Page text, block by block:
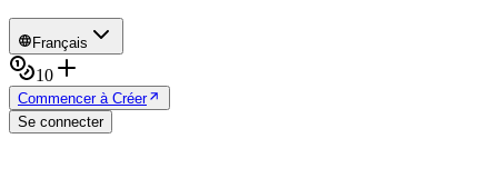
Français
10
Commencer à Créer
Se connecter